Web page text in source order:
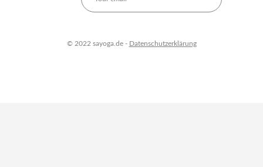
© 2022 sayoga.de - Datenschutzerklärung